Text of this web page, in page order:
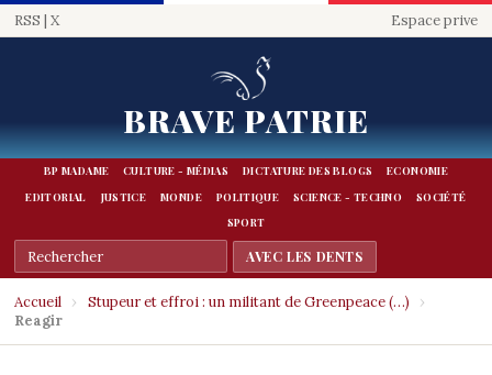
RSS | X Espace prive
BRAVE PATRIE
BP MADAME CULTURE - MÉDIAS DICTATURE DES BLOGS
ECONOMIE
EDITORIAL
JUSTICE MONDE POLITIQUE SCIENCE - TECHNO
SOCIÉTÉ
SPORT
Accueil › Stupeur et effroi : un militant de Greenpeace (…)
›
Reagir